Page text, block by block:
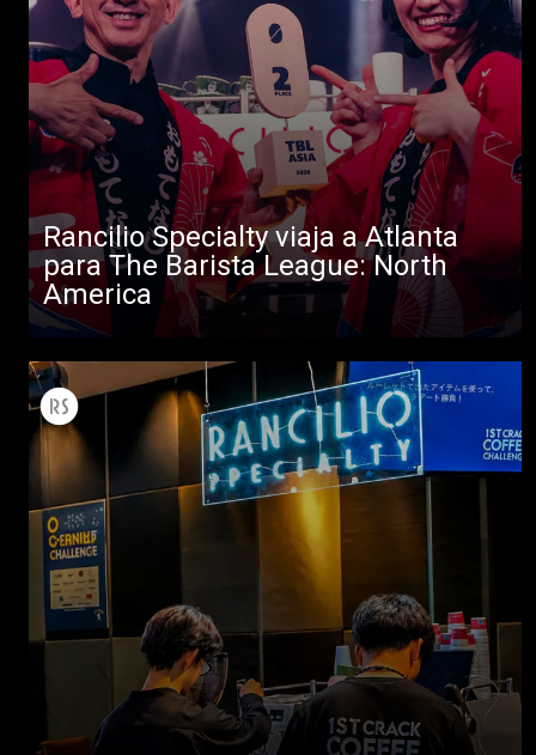
Rancilio Specialty viaja a Atlanta
para The Barista League: North
America
Todos
Productos
Noticias
Descargar
Más